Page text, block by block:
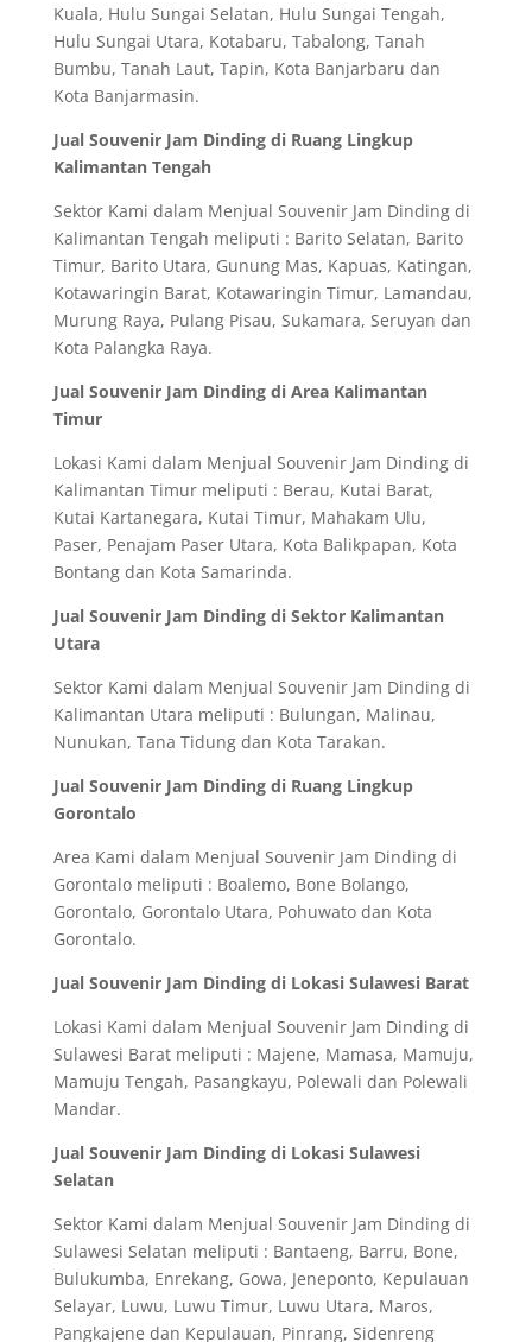
Kuala, Hulu Sungai Selatan, Hulu Sungai Tengah,
Hulu Sungai Utara, Kotabaru, Tabalong, Tanah
Bumbu, Tanah Laut, Tapin, Kota Banjarbaru dan
Kota Banjarmasin.
Jual Souvenir Jam Dinding di Ruang Lingkup
Kalimantan Tengah
Sektor Kami dalam Menjual Souvenir Jam Dinding di
Kalimantan Tengah meliputi : Barito Selatan, Barito
Timur, Barito Utara, Gunung Mas, Kapuas, Katingan,
Kotawaringin Barat, Kotawaringin Timur, Lamandau,
Murung Raya, Pulang Pisau, Sukamara, Seruyan dan
Kota Palangka Raya.
Jual Souvenir Jam Dinding di Area Kalimantan
Timur
Lokasi Kami dalam Menjual Souvenir Jam Dinding di
Kalimantan Timur meliputi : Berau, Kutai Barat,
Kutai Kartanegara, Kutai Timur, Mahakam Ulu,
Paser, Penajam Paser Utara, Kota Balikpapan, Kota
Bontang dan Kota Samarinda.
Jual Souvenir Jam Dinding di Sektor Kalimantan
Utara
Sektor Kami dalam Menjual Souvenir Jam Dinding di
Kalimantan Utara meliputi : Bulungan, Malinau,
Nunukan, Tana Tidung dan Kota Tarakan.
Jual Souvenir Jam Dinding di Ruang Lingkup
Gorontalo
Area Kami dalam Menjual Souvenir Jam Dinding di
Gorontalo meliputi : Boalemo, Bone Bolango,
Gorontalo, Gorontalo Utara, Pohuwato dan Kota
Gorontalo.
Jual Souvenir Jam Dinding di Lokasi Sulawesi Barat
Lokasi Kami dalam Menjual Souvenir Jam Dinding di
Sulawesi Barat meliputi : Majene, Mamasa, Mamuju,
Mamuju Tengah, Pasangkayu, Polewali dan Polewali
Mandar.
Jual Souvenir Jam Dinding di Lokasi Sulawesi
Selatan
Sektor Kami dalam Menjual Souvenir Jam Dinding di
Sulawesi Selatan meliputi : Bantaeng, Barru, Bone,
Bulukumba, Enrekang, Gowa, Jeneponto, Kepulauan
Selayar, Luwu, Luwu Timur, Luwu Utara, Maros,
Pangkajene dan Kepulauan, Pinrang, Sidenreng